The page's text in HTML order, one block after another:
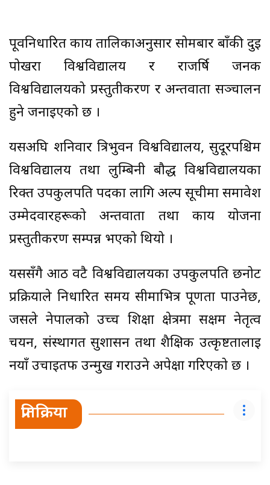
पूर्वनिर्धारित कार्य तालिकाअनुसार सोमबार बाँकी दुई
पोखरा विश्वविद्यालय र राजर्षि जनक
विश्वविद्यालयको प्रस्तुतीकरण र अन्तर्वार्ता सञ्चालन
हुने जनाइएको छ ।
यसअघि शनिवार त्रिभुवन विश्वविद्यालय, सुदूरपश्चिम
विश्वविद्यालय तथा लुम्बिनी बौद्ध विश्वविद्यालयका
रिक्त उपकुलपति पदका लागि अल्प सूचीमा समावेश
उम्मेदवारहरूको अन्तर्वार्ता तथा कार्य योजना
प्रस्तुतीकरण सम्पन्न भएको थियो ।
यससँगै आठ वटै विश्वविद्यालयका उपकुलपति छनोट
प्रक्रियाले निर्धारित समय सीमाभित्र पूर्णता पाउनेछ,
जसले नेपालको उच्च शिक्षा क्षेत्रमा सक्षम नेतृत्व
चयन, संस्थागत सुशासन तथा शैक्षिक उत्कृष्टतालाई
नयाँ उचाइतर्फ उन्मुख गराउने अपेक्षा गरिएको छ ।
प्रतिक्रिया